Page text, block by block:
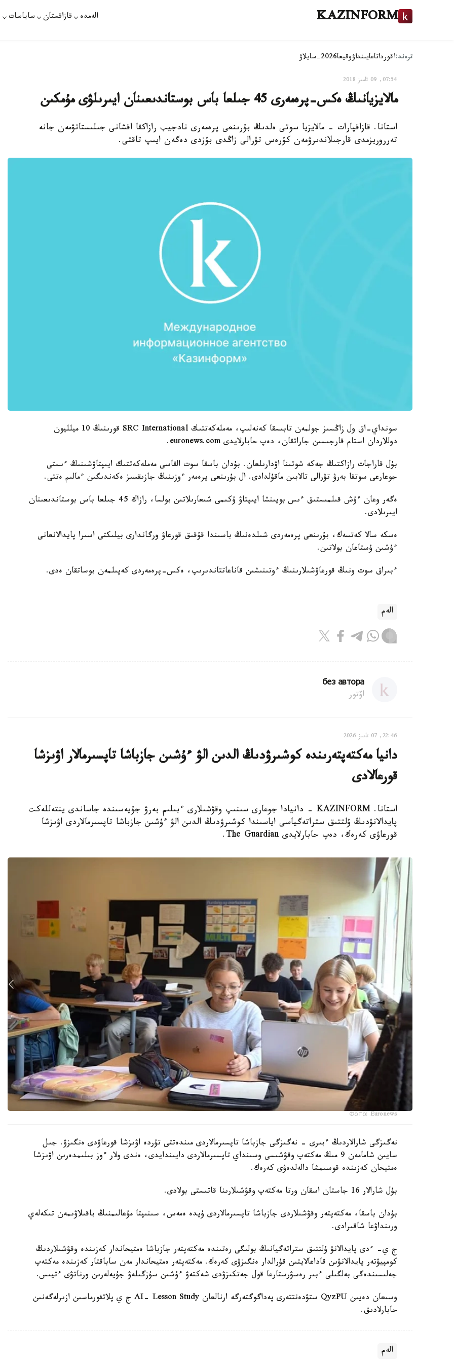
KAZINFORM الەمدە قازاقستان ساياسات
ترەند:اقورداتاعايىنداۋوقيعا2026-سايلاۋ
07:54, 09 تامىز 2018
مالايزيانىڭ ەكس-پرەمەرى 45 جىلعا باس بوستاندىعىنان ايىرىلۋى مۇمكىن
استانا. قازاقپارات - مالايزيا سوتى ەلدىڭ بۇرىنعى پرەمەرى نادجيب رازاكقا اقشانى جىلىستاتۋمەن جانە
تەرروريزمدى قارجىلاندىرۋمەن كۇرەس تۋرالى زاڭدى بۇزدى دەگەن ايىپ تاقتى.
سونداي-اق ول زاڭسىز جولمەن تابىسقا كەنەلىپ، مەملەكەتتىك SRC International قورىنىڭ 10 ميلليون
دوللاردان استام قارجىسىن جاراتقان، دەپ حابارلايدى euronews.com.
بۇل قاراجات رازاكتىڭ جەكە شوتىنا اۋدارىلعان. بۇدان باسقا سوت القاسى مەملەكەتتىك ايىپتاۋشىنىڭ ءىستى
جوعارعى سوتقا بەرۋ تۋرالى تالابىن ماقۇلدادى. ال بۇرىنعى پرەمەر ءوزىنىڭ جازىقسىز ەكەندىگىن ءمالىم ەتتى.
ەگەر وعان ءۇش قىلمىستىق ءىس بويىنشا ايىپتاۋ ۇكىمى شىعارىلاتىن بولسا، رازاك 45 جىلعا باس بوستاندىعىنان
ايىرىلادى.
ەسكە سالا كەتسەك، بۇرىنعى پرەمەردى شىلدەنىڭ باسىندا قۇقىق قورعاۋ ورگاندارى بيلىكتى اسىرا پايدالانعانى
ءۇشىن ۇستاعان بولاتىن.
ءبىراق سوت ونىڭ قورعاۋشىلارىنىڭ ءوتىنىشىن قاناعاتتاندىرىپ، ەكس-پرەمەردى كەپىلمەن بوساتقان ەدى.
الەم
без автора
اۆتور
22:46, 07 تامىز 2026
دانيا مەكتەپتەرىندە كوشىرۋدىڭ الدىن الۋ ءۇشىن جازباشا تاپسىرمالار اۋىزشا
قورعالادى
استانا. KAZINFORM - دانيادا جوعارى سىنىپ وقۋشىلارى ءبىلىم بەرۋ جۇيەسىندە جاساندى ينتەللەكت
پايدالانۋدىڭ ۇلتتىق ستراتەگياسى اياسىندا كوشىرۋدىڭ الدىن الۋ ءۇشىن جازباشا تاپسىرمالاردى اۋىزشا
قورعاۋى كەرەك، دەپ حابارلايدى The Guardian.
Фото: Euronews
نەگىزگى شارالاردىڭ ءبىرى - نەگىزگى جازباشا تاپسىرمالاردى مىندەتتى تۇردە اۋىزشا قورعاۋدى ەنگىزۋ. جىل
سايىن شامامەن 9 مىڭ مەكتەپ وقۋشىسى وسىنداي تاپسىرمالاردى دايىندايدى، ەندى ولار ءوز بىلىمدەرىن اۋىزشا
ەمتيحان كەزىندە قوسىمشا دالەلدەۋى كەرەك.
بۇل شارالار 16 جاستان اسقان ورتا مەكتەپ وقۋشىلارىنا قاتىستى بولادى.
بۇدان باسقا، مەكتەپتەر وقۋشىلاردى جازباشا تاپسىرمالاردى ۇيدە ەمەس، سىنىپتا مۇعالىمنىڭ باقىلاۋىمەن تىكەلەي
ورىنداۋعا شاقىرادى.
ج ي- ءدى پايدالانۋ ۇلتتىق ستراتەگيانىڭ بولىگى رەتىندە مەكتەپتەر جازباشا ەمتيحاندار كەزىندە وقۋشىلاردىڭ
كومپيۋتەر پايدالانۋىن قاداعالايتىن قۇرالدار ەنگىزۋى كەرەك. مەكتەپتەر ەمتيحاندار مەن ساباقتار كەزىندە مەكتەپ
جەلىسىندەگى بەلگىلى ءبىر رەسۋرستارعا قول جەتكىزۋدى شەكتەۋ ءۇشىن سۇزگىلەۋ جۇيەلەرىن ورناتۋى ءتيىس.
وسىعان دەيىن QyzPU ستۋدەنتتەرى پەداگوگتەرگە ارنالعان AI- Lesson Study ج ي پلاتفورماسىن ازىرلەگەنىن
حابارلادىق.
الەم